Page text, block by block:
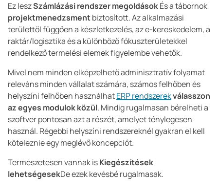
Ez leszSzámlázási rendszer megoldásokÉs a tábornok
projektmenedzsmentbiztosított. Az alkalmazási
területtől függően a készletkezelés, az e-kereskedelem, a
raktár/logisztika és a különböző fókuszterületekkel
rendelkező termelési elemek figyelembe vehetők.
Mivel nem minden elképzelhető adminisztratív folyamat
releváns minden vállalat számára, számos felhőben és
helyszíni felhőben használhatERP rendszerekválasszon
az egyes modulok közül. Mindig rugalmasan bérelheti a
szoftver pontosan azt a részét, amelyet ténylegesen
használ. Régebbi helyszíni rendszereknél gyakran el kell
köteleznie egy meglévő koncepciót.
Természetesen vannak isKiegészítések
lehetségesekDe ezek kevésbé rugalmasak.